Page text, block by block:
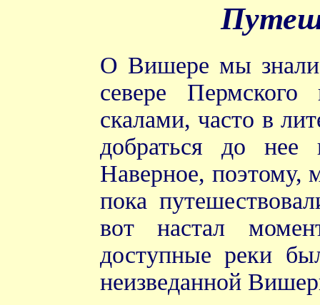
О Вишере мы знали
севере Пермского
скалами, часто в
добраться до
Наверное, поэтому,
пока
вот настал
доступные реки
неизведанной